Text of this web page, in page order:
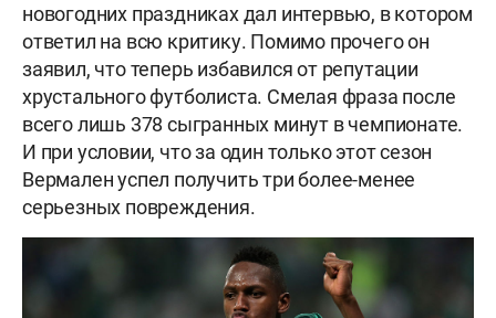
новогодних праздниках дал интервью, в котором
ответил на всю критику. Помимо прочего он
заявил, что теперь избавился от репутации
хрустального футболиста. Смелая фраза после
всего лишь 378 сыгранных минут в чемпионате.
И при условии, что за один только этот сезон
Вермален успел получить три более-менее
серьезных повреждения.